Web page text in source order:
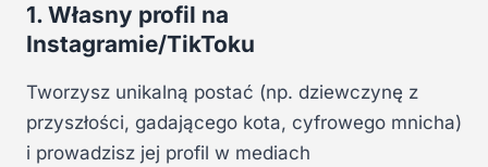
1. Własny profil na
Instagramie/TikToku
Tworzysz unikalną postać (np. dziewczynę z
przyszłości, gadającego kota, cyfrowego mnicha)
i prowadzisz jej profil w mediach